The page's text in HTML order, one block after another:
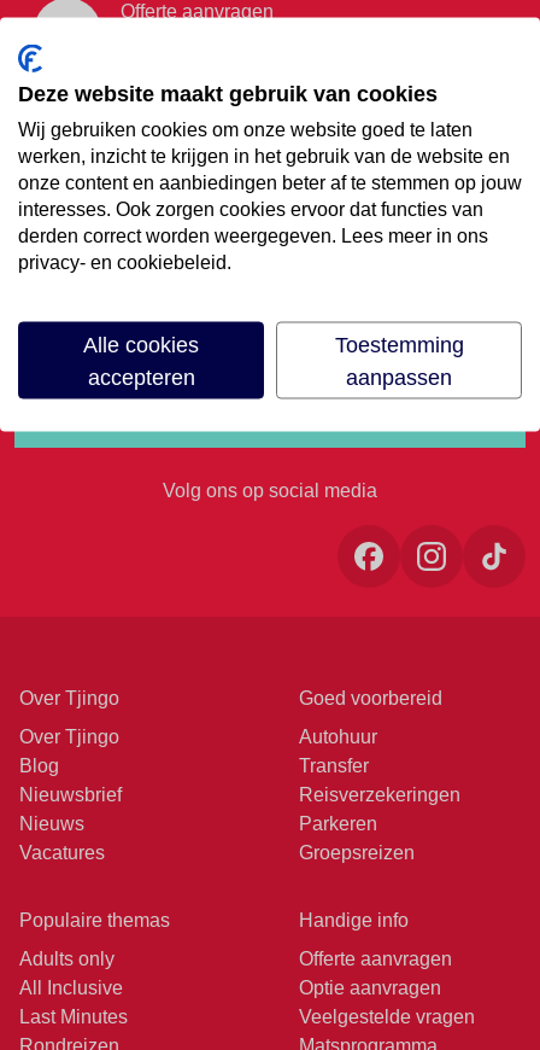
Offerte aanvragen
€35,- korting op je
volgende vakantie
Meld je aan voor onze nieuwsbrief
Volg ons op social media
Over Tjingo
Over Tjingo
Blog
Nieuwsbrief
Nieuws
Vacatures
Goed voorbereid
Autohuur
Transfer
Reisverzekeringen
Parkeren
Groepsreizen
Populaire themas
Adults only
All Inclusive
Last Minutes
Rondreizen
Handige info
Offerte aanvragen
Optie aanvragen
Veelgestelde vragen
Matsprogramma
Deze website maakt gebruik van cookies
Wij gebruiken cookies om onze website goed te laten
werken, inzicht te krijgen in het gebruik van de website en
onze content en aanbiedingen beter af te stemmen op jouw
interesses. Ook zorgen cookies ervoor dat functies van
derden correct worden weergegeven. Lees meer in ons
privacy- en cookiebeleid.
Alle cookies
accepteren
Toestemming
aanpassen